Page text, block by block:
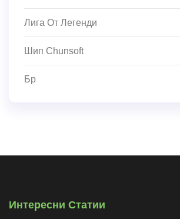
Лига От Легенди
Шип Chunsoft
Бр
Интересни Статии